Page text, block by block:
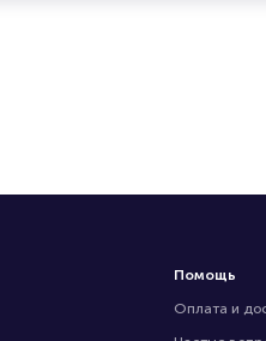
Помощь
Оплата и